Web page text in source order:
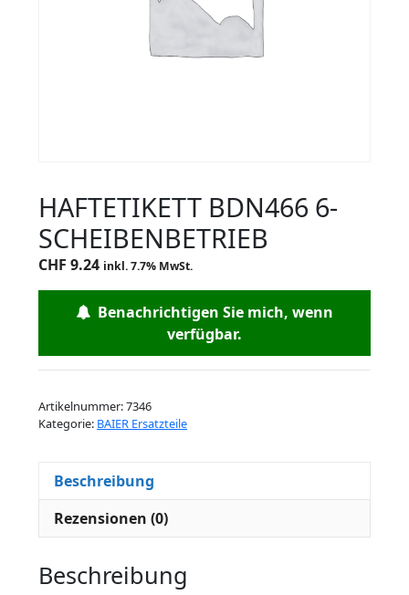
HAFTETIKETT BDN466 6-
SCHEIBENBETRIEB
CHF 9.24 inkl. 7.7% MwSt.
Benachrichtigen Sie mich, wenn
verfügbar.
Artikelnummer:7346
Kategorie: BAIER Ersatzteile
Beschreibung
Rezensionen (0)
Beschreibung